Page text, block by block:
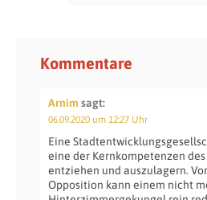
Kommentare
Arnim sagt:
06.09.2020 um 12:27 Uhr
Eine
eine der Kernkompetenzen des
entziehen und auszulagern.
Opposition kann einem nicht